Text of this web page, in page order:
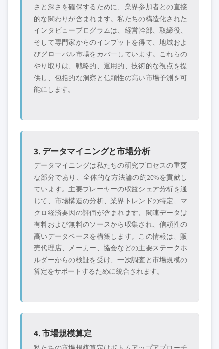
さと深さを確保するために、業界参加者との直接
的な関わりが含まれます。私たちの構造化された
インタビュープログラムは、経営幹部、取締役、
そして専門家からのインプットを得て、地域およ
びグローバル市場をカバーしています。これらの
やり取りは、戦略的、運用的、技術的な視点を提
供し、包括的な洞察と信頼性の高い市場予測を可
能にします。
3. データマイニングと市場分析
データマイニングは私たちの研究プロセスの重要
な部分であり、全体的な方法論の約20%を貢献し
ています。主要プレーヤーの収益シェア分析を通
じて、市場構造の分析、業界トレンドの特定、マ
クロ経済要因の評価が含まれます。関連データは
有料および無料のソースから収集され、信頼性の
高いデータベースを構築します。この情報は、販
売代理店、メーカー、協会などの主要ステークホ
ルダーからの検証を受け、一次調査と市場規模の
算定をサポートするために統合されます。
4. 市場規模算定